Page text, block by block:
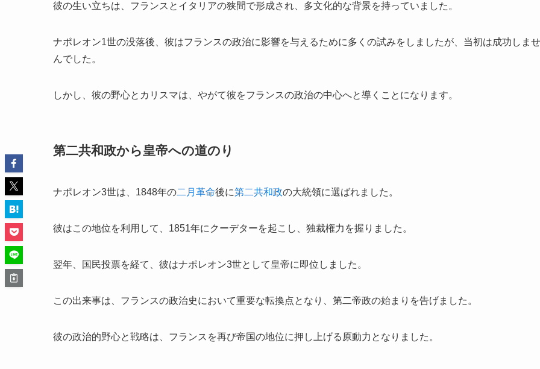
彼の生い立ちは、フランスとイタリアの狭間で形成され、多文化的な背景を持っていました。
ナポレオン1世の没落後、彼はフランスの政治に影響を与えるために多くの試みをしましたが、当初は成功しませ
んでした。
しかし、彼の野心とカリスマは、やがて彼をフランスの政治の中心へと導くことになります。
第二共和政から皇帝への道のり
ナポレオン3世は、1848年の二月革命後に第二共和政の大統領に選ばれました。
彼はこの地位を利用して、1851年にクーデターを起こし、独裁権力を握りました。
翌年、国民投票を経て、彼はナポレオン3世として皇帝に即位しました。
この出来事は、フランスの政治史において重要な転換点となり、第二帝政の始まりを告げました。
彼の政治的野心と戦略は、フランスを再び帝国の地位に押し上げる原動力となりました。